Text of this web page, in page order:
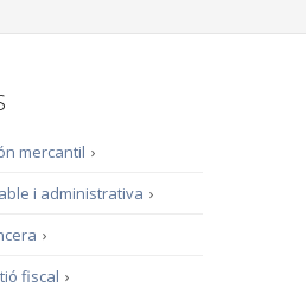
›
mercantil
›
i administrativa
›
›
fiscal